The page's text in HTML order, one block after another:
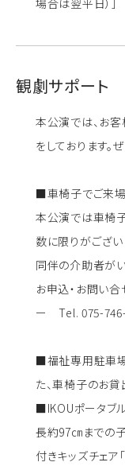
観劇サポート
本公演では、お
をしております。
■車椅子でご来
本公演では車椅
数に限りがござい
同伴の介助者が
お申込・お問い合
ー Tel. 075-
■福祉専用駐車場
た、車椅子のお貸
■IKOUポータブ
長約97㎝までの
付きキッズチェア